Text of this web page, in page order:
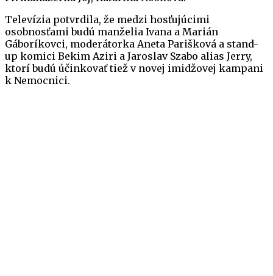
Televízia potvrdila, že medzi hosťujúcimi
osobnosťami budú manželia Ivana a Marián
Gáboríkovci, moderátorka Aneta Parišková a stand-
up komici Bekim Aziri a Jaroslav Szabo alias Jerry,
ktorí budú účinkovať tiež v novej imidžovej kampani
k Nemocnici.